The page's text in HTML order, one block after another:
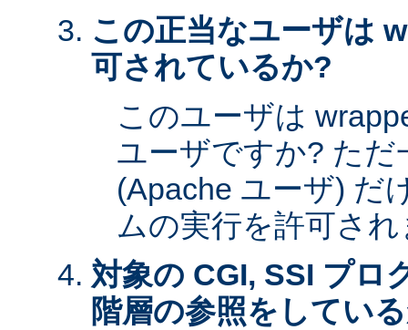
この正当なユーザは
可されているか?
このユーザは
ユーザですか? ただ
(Apache ユーザ) だ
ムの実行を許可さ
対象の CGI, SSI プロ
階層の参照をしてい